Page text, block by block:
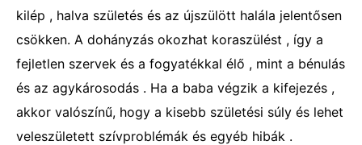
kilép , halva születés és az újszülött halála jelentősen
csökken. A dohányzás okozhat koraszülést , így a
fejletlen szervek és a fogyatékkal élő , mint a bénulás
és az agykárosodás . Ha a baba végzik a kifejezés ,
akkor valószínű, hogy a kisebb születési súly és lehet
veleszületett szívproblémák és egyéb hibák .